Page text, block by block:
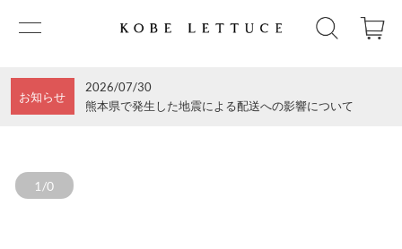
お知らせ
2026/07/30
熊本県で発生した地震による配送への影響について
1/0